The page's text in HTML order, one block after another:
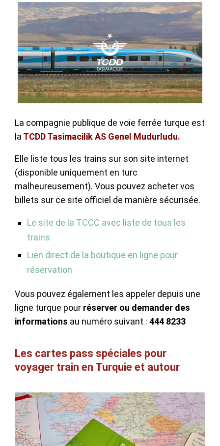
La compagnie publique de voie ferrée turque est
la TCDD Tasimacilik AS Genel Mudurludu.
Elle liste tous les trains sur son site internet
(disponible uniquement en turc
malheureusement). Vous pouvez acheter vos
billets sur ce site officiel de manière sécurisée.
Le site de la TCCC avec liste de tous les
trains
Lien direct de la boutique en ligne pour
réservation
Vous pouvez également les appeler depuis une
ligne turque pour réserver ou demander des
informations au numéro suivant : 444 8233
Les cartes pass spéciales pour
voyager train en Turquie et autour